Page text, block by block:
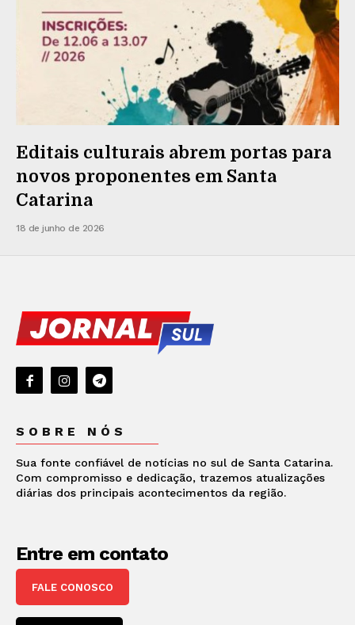
Editais culturais abrem portas para
novos proponentes em Santa
Catarina
18 de junho de 2026
SOBRE NÓS
Sua fonte confiável de notícias no sul de Santa Catarina.
Com compromisso e dedicação, trazemos atualizações
diárias dos principais acontecimentos da região.
Entre em contato
FALE CONOSCO